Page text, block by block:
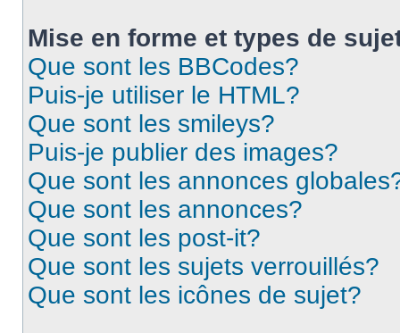
Mise en forme et types de
Que sont les BBCodes?
Puis-je utiliser le HTML?
Que sont les smileys?
Puis-je publier des images?
Que sont les annonces
Que sont les annonces?
Que sont les post-it?
Que sont les sujets verrouillés?
Que sont les icônes de sujet?